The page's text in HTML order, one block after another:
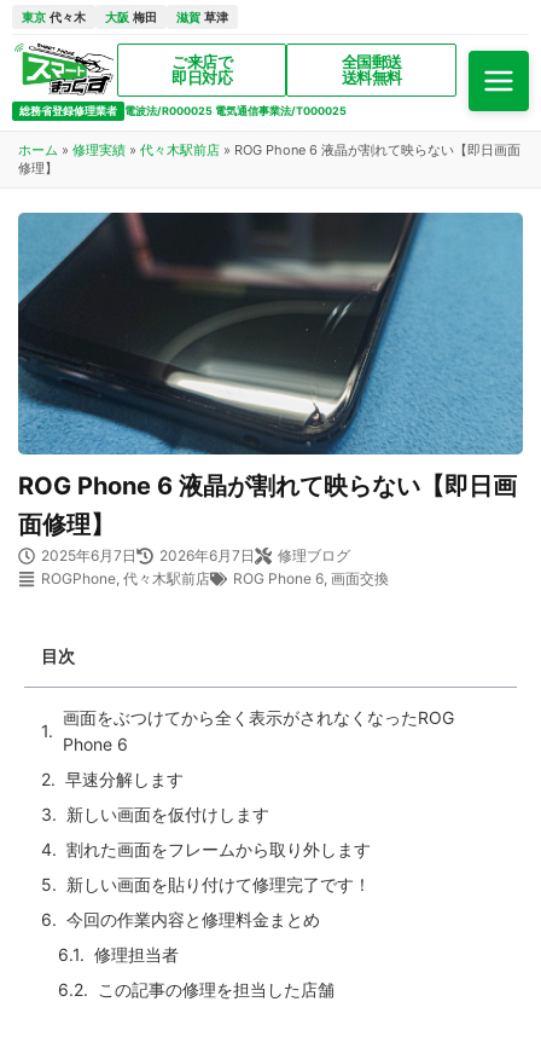
東京 代々木 大阪 梅田 滋賀 草津
ご来店で
即日対応
全国郵送
送料無料
総務省登録修理業者 電波法/R000025 電気通信事業法/T000025
ホーム » 修理実績 » 代々木駅前店 » ROG Phone 6 液晶が割れて映らない【即日画面
修理】
ROG Phone 6 液晶が割れて映らない【即日画
面修理】
2025年6月7日 2026年6月7日
修理ブログ
ROGPhone, 代々木駅前店 ROG Phone 6, 画面交換
目次
画面をぶつけてから全く表示がされなくなったROG
Phone 6
早速分解します
新しい画面を仮付けします
割れた画面をフレームから取り外します
新しい画面を貼り付けて修理完了です！
今回の作業内容と修理料金まとめ
修理担当者
この記事の修理を担当した店舗